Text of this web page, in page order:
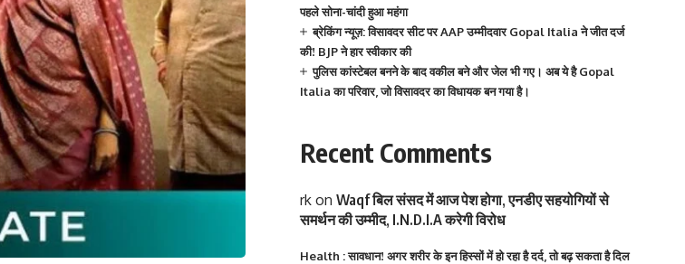
पहले सोना-चांदी हुआ महंगा
ब्रेकिंग न्यूज़: विसावदर सीट पर AAP उम्मीदवार Gopal Italia ने जीत दर्ज
की! BJP ने हार स्वीकार की
पुलिस कांस्टेबल बनने के बाद वकील बने और जेल भी गए। अब ये है Gopal
Italia का परिवार, जो विसावदर का विधायक बन गया है।
Recent Comments
rkon Waqf बिल संसद में आज पेश होगा, एनडीए सहयोगियों से
समर्थन की उम्मीद, I.N.D.I.A करेगी विरोध
Health : सावधान! अगर शरीर के इन हिस्सों में हो रहा है दर्द, तो बढ़ सकता है दिल